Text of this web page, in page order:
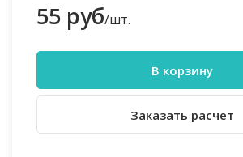
55 руб/шт.
В корзину
Заказать расчет